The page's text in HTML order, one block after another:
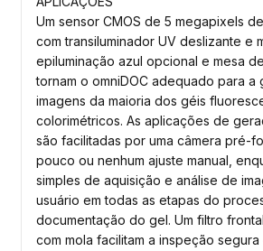
Um sensor CMOS de 5 megapixels
com transiluminador UV deslizante e
epiluminação azul opcional e mesa
tornam o omniDOC adequado para a
imagens da maioria dos géis
colorimétricos. As aplicações de
são facilitadas por uma câmera pré-
pouco ou nenhum ajuste manual,
simples de aquisição e análise de
usuário em todas as etapas do
documentação do gel. Um filtro
com mola facilitam a inspeção